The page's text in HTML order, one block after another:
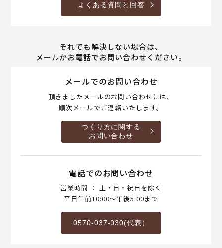
よくある質問と回答
それでも解決しない場合は、
メールかお電話でお問い合わせください。
メールでのお問い合わせ
頂きましたメールのお問い合わせには、
順次メールでご連絡いたします。
つくり方に関する
お問い合わせ
電話でのお問い合わせ
営業時間 ： 土・日・祝日を除く
平日午前10:00～午後5:00まで
0570-037-030(代表）